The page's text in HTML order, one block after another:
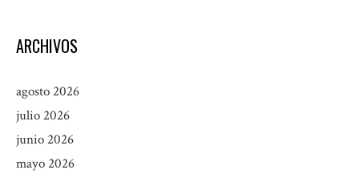
ARCHIVOS
agosto 2026
julio 2026
junio 2026
mayo 2026